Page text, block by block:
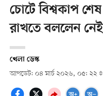
চোটে বিশ্বকাপ
রাখতে বললেন
খেলা ডেস্ক
আপডেট: ০৪ মার্চ ২০২৬, ০৫: ২২